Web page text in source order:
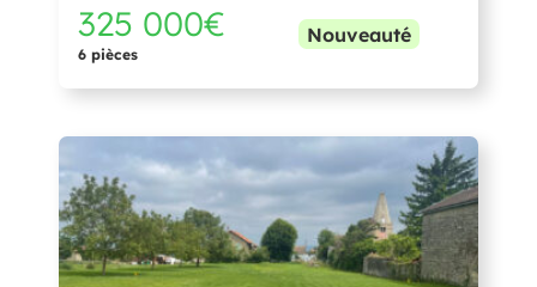
325 000€
6 pièces
Nouveauté